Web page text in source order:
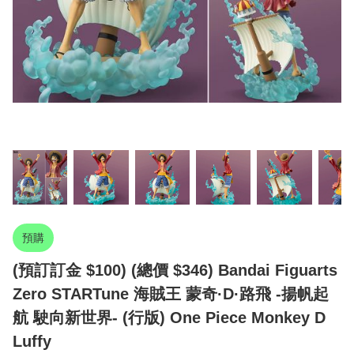
預購
(預訂訂金 $100) (總價 $346) Bandai Figuarts
Zero STARTune 海賊王 蒙奇·D·路飛 -揚帆起
航 駛向新世界- (行版) One Piece Monkey D
Luffy